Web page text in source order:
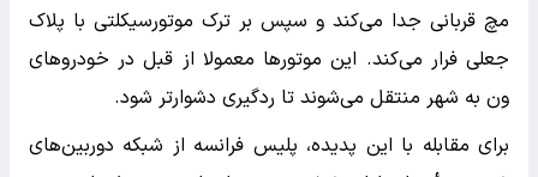
مچ قربانی جدا می‌کند و سپس بر ترک موتورسیکلتی با پلاک
جعلی فرار می‌کند. این موتورها معمولا از قبل در خودروهای
ون به شهر منتقل می‌شوند تا ردگیری دشوارتر شود.
برای مقابله با این پدیده، پلیس فرانسه از شبکه دوربین‌های